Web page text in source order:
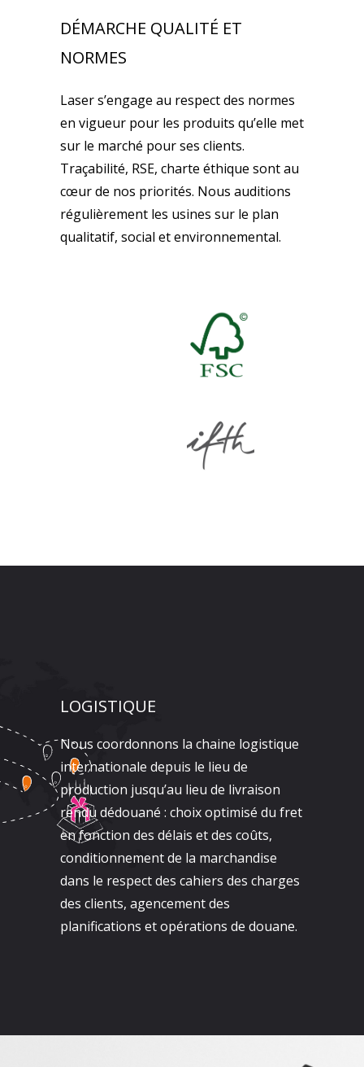
DÉMARCHE QUALITÉ ET
NORMES
Laser s’engage au respect des normes
en vigueur pour les produits qu’elle met
sur le marché pour ses clients.
Traçabilité, RSE, charte éthique sont au
cœur de nos priorités. Nous auditions
régulièrement les usines sur le plan
qualitatif, social et environnemental.
LOGISTIQUE
Nous coordonnons la chaine logistique
internationale depuis le lieu de
production jusqu’au lieu de livraison
rendu dédouané : choix optimisé du fret
en fonction des délais et des coûts,
conditionnement de la marchandise
dans le respect des cahiers des charges
des clients, agencement des
planifications et opérations de douane.